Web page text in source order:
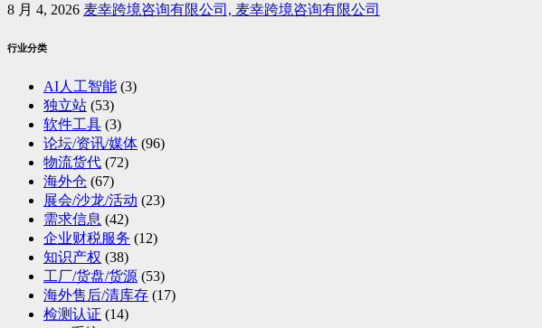
8 月 4, 2026 麦幸跨境咨询有限公司, 麦幸跨境咨询有限公司
行业分类
AI人工智能 (3)
独立站 (53)
软件工具 (3)
论坛/资讯/媒体 (96)
物流货代 (72)
海外仓 (67)
展会/沙龙/活动 (23)
需求信息 (42)
企业财税服务 (12)
知识产权 (38)
工厂/货盘/货源 (53)
海外售后/清库存 (17)
检测认证 (14)